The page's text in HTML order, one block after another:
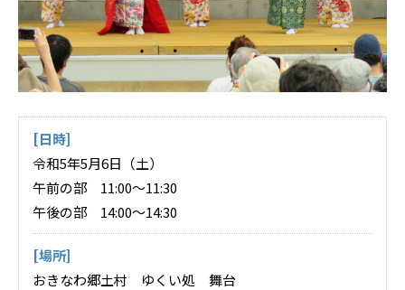
[日時]
令和5年5月6日（土）
午前の部 11:00～11:30
午後の部 14:00～14:30
[場所]
おきなわ郷土村 ゆくい処 舞台